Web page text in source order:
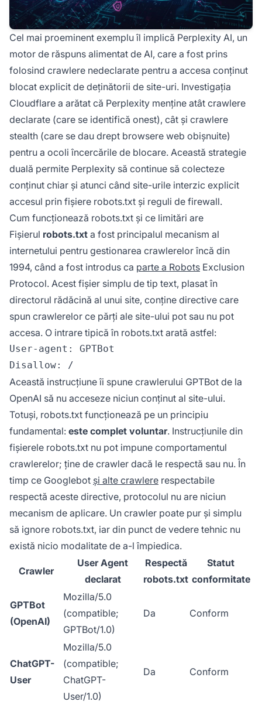
Cel mai proeminent exemplu îl implică Perplexity AI, un
motor de răspuns alimentat de AI, care a fost prins
folosind crawlere nedeclarate pentru a accesa conținut
blocat explicit de deținătorii de site-uri. Investigația
Cloudflare a arătat că Perplexity menține atât crawlere
declarate (care se identifică onest), cât și crawlere
stealth (care se dau drept browsere web obișnuite)
pentru a ocoli încercările de blocare. Această strategie
duală permite Perplexity să continue să colecteze
conținut chiar și atunci când site-urile interzic explicit
accesul prin fișiere robots.txt și reguli de firewall.
Cum funcționează robots.txt și ce limitări are
Fișierul robots.txt a fost principalul mecanism al
internetului pentru gestionarea crawlerelor încă din
1994, când a fost introdus ca parte a Robots Exclusion
Protocol. Acest fișier simplu de tip text, plasat în
directorul rădăcină al unui site, conține directive care
spun crawlerelor ce părți ale site-ului pot sau nu pot
accesa. O intrare tipică în robots.txt arată astfel:
User-agent: GPTBot
Această instrucțiune îi spune crawlerului GPTBot de la
OpenAI să nu acceseze niciun conținut al site-ului.
Totuși, robots.txt funcționează pe un principiu
fundamental: este complet voluntar. Instrucțiunile din
fișierele robots.txt nu pot impune comportamentul
crawlerelor; ține de crawler dacă le respectă sau nu. În
timp ce Googlebot și alte crawlere respectabile
respectă aceste directive, protocolul nu are niciun
mecanism de aplicare. Un crawler poate pur și simplu
să ignore robots.txt, iar din punct de vedere tehnic nu
există nicio modalitate de a-l împiedica.
Crawler
User Agent
declarat
Respectă
robots.txt
Statut
conformitate
GPTBot
(OpenAI)
Mozilla/5.0
(compatible;
GPTBot/1.0)
Da Conform
ChatGPT-
User
Mozilla/5.0
(compatible;
ChatGPT-
User/1.0)
Da Conform